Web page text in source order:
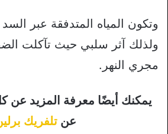
وتكون المياه المتدفقة عبر
ولذلك آثر سلبي حيث تآكلت
مجري النهر.
يمكنك أيضًا معرفة المزيد عن
عن تلفريك